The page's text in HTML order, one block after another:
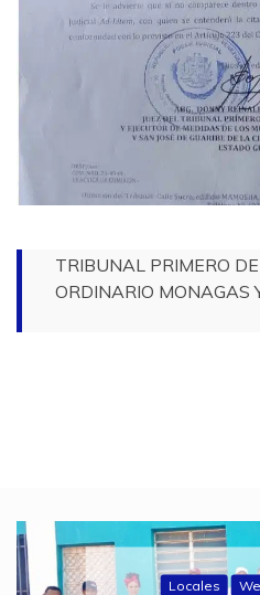
TRIBUNAL PRIMERO
ORDINARIO MONAGAS
Historias de fe